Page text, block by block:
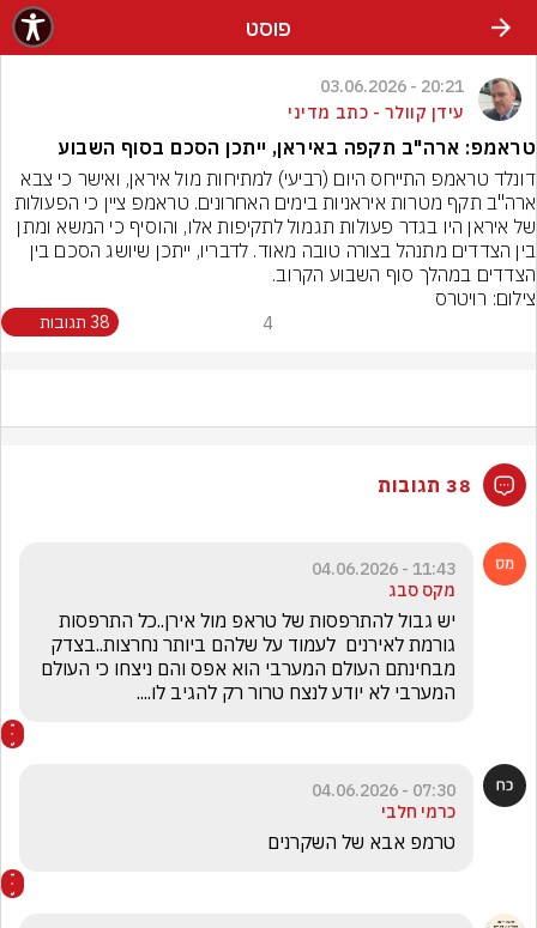
פוסט
20:21 - 03.06.2026
עידן קוולר - כתב מדיני
טראמפ: ארה"ב תקפה באיראן, ייתכן הסכם בסוף השבוע
הצדדים במהלך סוף השבוע הקרוב.
צילום: רויטרס
4 38 תגובות
38 תגובות
11:43 - 04.06.2026
מקס סבג
המערבי לא יודע לנצח טרור רק להגיב לו....
07:30 - 04.06.2026
כרמי חלבי
טרמפ אבא של השקרנים